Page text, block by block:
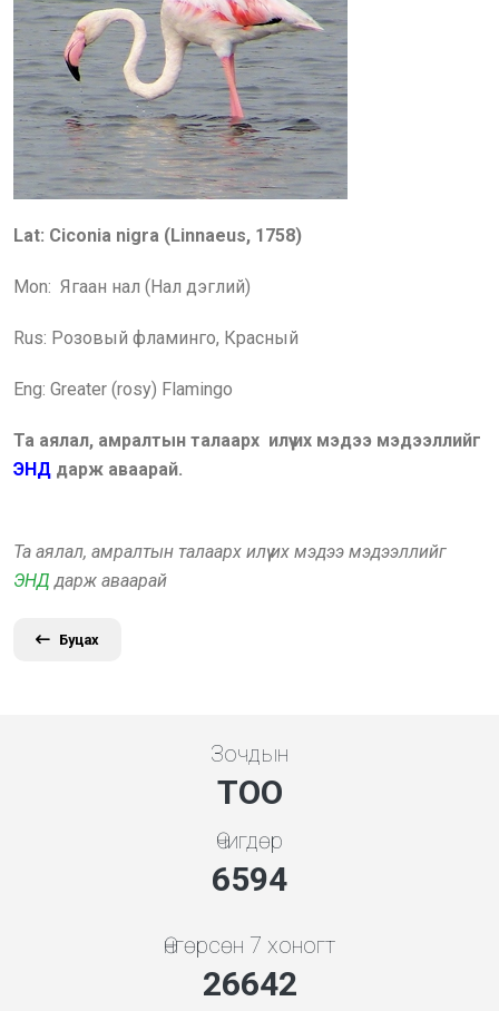
Lat: Ciconia nigra (Linnaeus, 1758)
Mon: Ягаан нал (Нал дэглий)
Rus: Розовый фламинго, Красный
Eng: Greater (rosy) Flamingo
Та аялал, амралтын талаарх илүү их мэдээ мэдээллийг
ЭНД дарж аваарай.
Та аялал, амралтын талаарх илүү их мэдээ мэдээллийг
ЭНД дарж аваарай
Буцах
Зочдын
ТОО
Өчигдөр
7101
Өнгөрсөн 7 хоногт
28692